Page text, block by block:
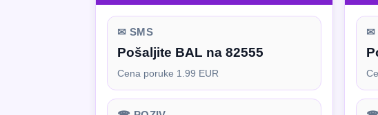
✉ SMS
Pošaljite BAL na 82555
Cena poruke 1.99 EUR
✉